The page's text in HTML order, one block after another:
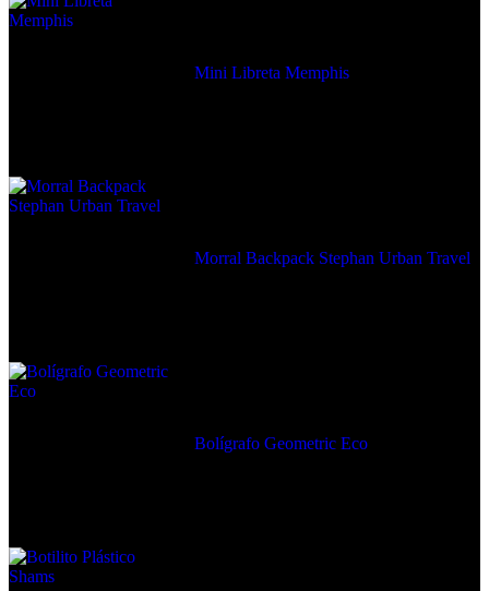
Mini Libreta Memphis
Morral Backpack Stephan Urban Travel
Bolígrafo Geometric Eco